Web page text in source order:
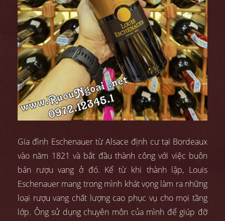
Gia đình Eschenauer từ Alsace định cư tại Bordeaux
vào năm 1821 và bắt đầu thành công với việc buôn
bán rượu vang ở đó. Kể từ khi thành lập, Louis
Eschenauer mang trong mình khát vọng làm ra những
loại rượu vang chất lượng cao phục vụ cho mọi tầng
lớp. Ông sử dụng chuyên môn của mình để giúp đỡ